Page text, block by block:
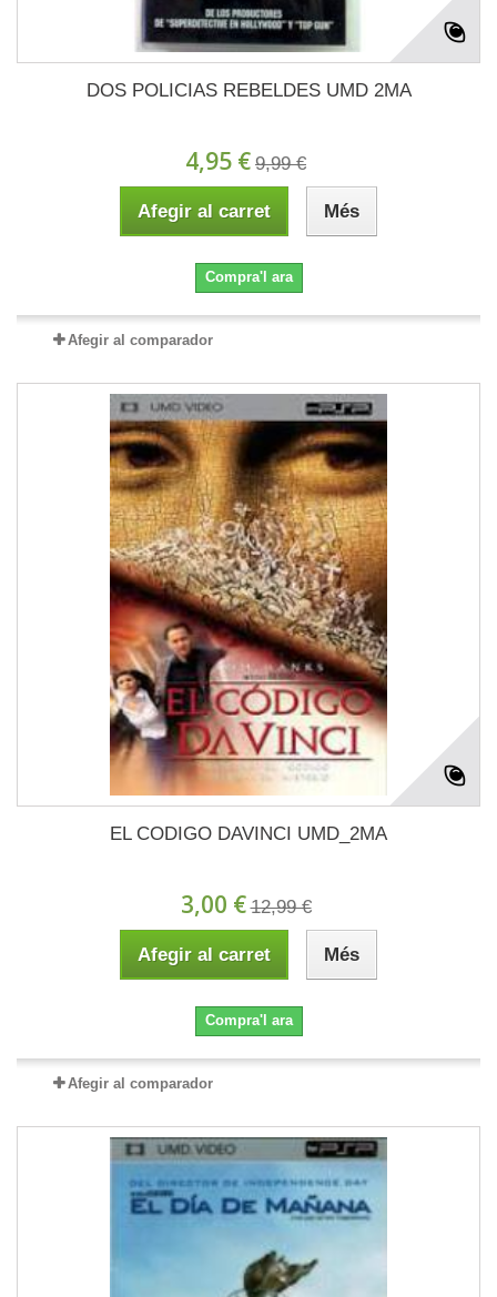
DOS POLICIAS REBELDES UMD 2MA
4,95 € 9,99 €
Afegir al carret Més
Compra'l ara
Afegir al comparador
EL CODIGO DAVINCI UMD_2MA
3,00 € 12,99 €
Afegir al carret Més
Compra'l ara
Afegir al comparador